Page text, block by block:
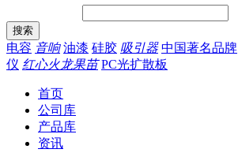
电容 音响 油漆 硅胶 吸引器 中国著名品牌
仪 红心火龙果苗 PC光扩散板
首页
公司库
产品库
资讯